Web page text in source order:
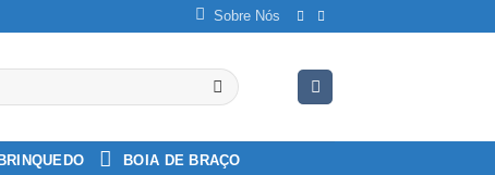
Sobre Nós
BRINQUEDO BOIA DE BRAÇO